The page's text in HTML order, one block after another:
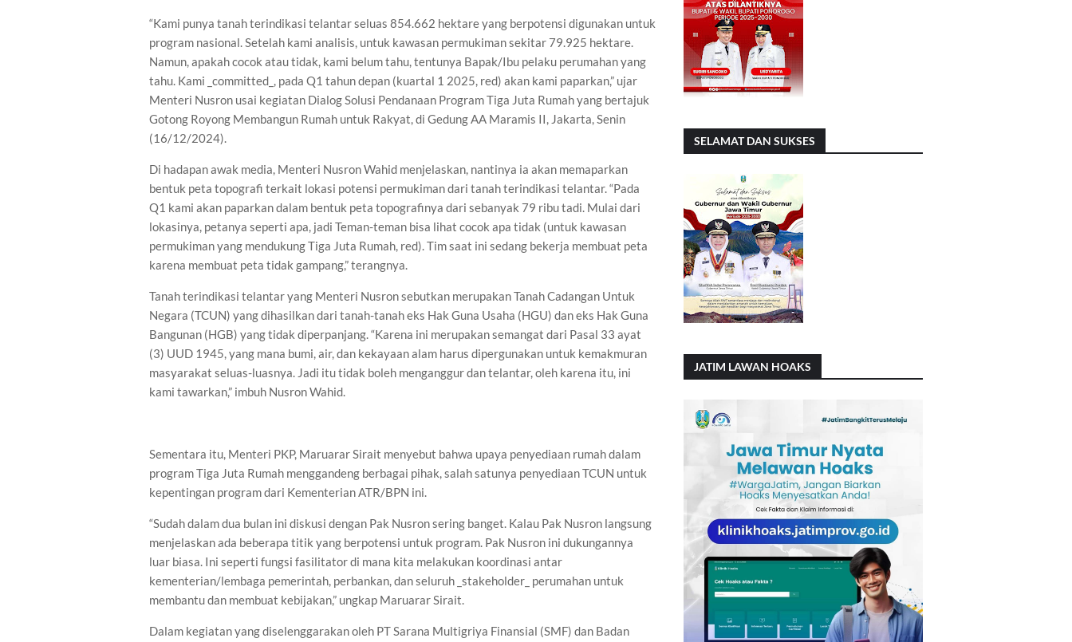
“Kami punya tanah terindikasi telantar seluas 854.662 hektare yang berpotensi digunakan untuk
program nasional. Setelah kami analisis, untuk kawasan permukiman sekitar 79.925 hektare.
Namun, apakah cocok atau tidak, kami belum tahu, tentunya Bapak/Ibu pelaku perumahan yang
tahu. Kami _committed_, pada Q1 tahun depan (kuartal 1 2025, red) akan kami paparkan,” ujar
Menteri Nusron usai kegiatan Dialog Solusi Pendanaan Program Tiga Juta Rumah yang bertajuk
Gotong Royong Membangun Rumah untuk Rakyat, di Gedung AA Maramis II, Jakarta, Senin
(16/12/2024).
Di hadapan awak media, Menteri Nusron Wahid menjelaskan, nantinya ia akan memaparkan
bentuk peta topografi terkait lokasi potensi permukiman dari tanah terindikasi telantar. “Pada
Q1 kami akan paparkan dalam bentuk peta topografinya dari sebanyak 79 ribu tadi. Mulai dari
lokasinya, petanya seperti apa, jadi Teman-teman bisa lihat cocok apa tidak (untuk kawasan
permukiman yang mendukung Tiga Juta Rumah, red). Tim saat ini sedang bekerja membuat peta
karena membuat peta tidak gampang,” terangnya.
Tanah terindikasi telantar yang Menteri Nusron sebutkan merupakan Tanah Cadangan Untuk
Negara (TCUN) yang dihasilkan dari tanah-tanah eks Hak Guna Usaha (HGU) dan eks Hak Guna
Bangunan (HGB) yang tidak diperpanjang. “Karena ini merupakan semangat dari Pasal 33 ayat
(3) UUD 1945, yang mana bumi, air, dan kekayaan alam harus dipergunakan untuk kemakmuran
masyarakat seluas-luasnya. Jadi itu tidak boleh menganggur dan telantar, oleh karena itu, ini
kami tawarkan,” imbuh Nusron Wahid.
Sementara itu, Menteri PKP, Maruarar Sirait menyebut bahwa upaya penyediaan rumah dalam
program Tiga Juta Rumah menggandeng berbagai pihak, salah satunya penyediaan TCUN untuk
kepentingan program dari Kementerian ATR/BPN ini.
“Sudah dalam dua bulan ini diskusi dengan Pak Nusron sering banget. Kalau Pak Nusron langsung
menjelaskan ada beberapa titik yang berpotensi untuk program. Pak Nusron ini dukungannya
luar biasa. Ini seperti fungsi fasilitator di mana kita melakukan koordinasi antar
kementerian/lembaga pemerintah, perbankan, dan seluruh _stakeholder_ perumahan untuk
membantu dan membuat kebijakan,” ungkap Maruarar Sirait.
Dalam kegiatan yang diselenggarakan oleh PT Sarana Multigriya Finansial (SMF) dan Badan
SELAMAT DAN SUKSES
JATIM LAWAN HOAKS